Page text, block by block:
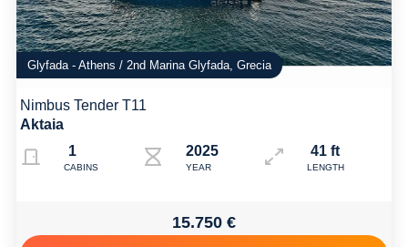
Glyfada - Athens / 2nd Marina Glyfada, Grecia
Nimbus Tender T11
Aktaia
1
CABINS
2025
YEAR
41 ft
LENGTH
15.750 €